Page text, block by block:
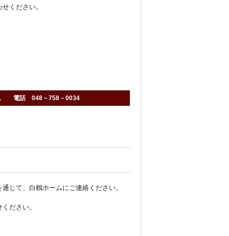
ください。
電話 048－758－0034
じて、白鶴ホームにご連絡ください。
ださい。